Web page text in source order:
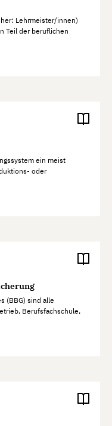
Lehrmeister/innen)
Teil der beruflichen
ein meist
oder
(BBG) sind alle
Berufsfachschule,